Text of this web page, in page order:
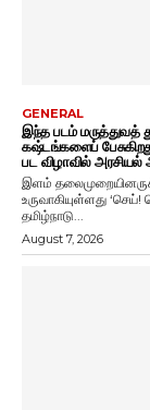
GENERAL
இந்த படம் மருத்துவத்
கஷ்டங்களைப்
பட விழாவில்
இளம்
உருவாகியுள்ளது
தமிழ்நாடு...
August 7, 2026